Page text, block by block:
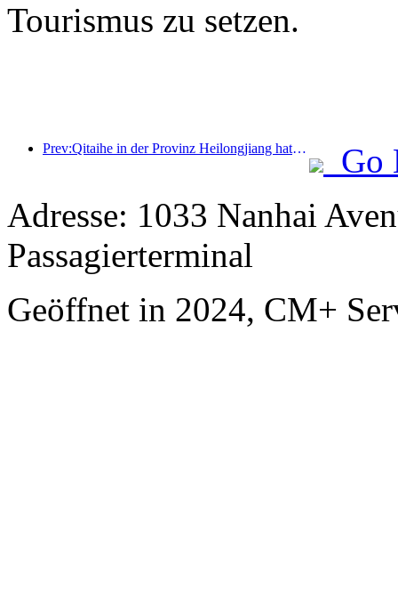
Tourismus zu setzen.
Prev:Qitaihe in der Provinz Heilongjiang hat die landesweit erste Verordnung zur Eis- und Schneeindustrie erlassen, die die Integration von KI in den Eis- und Schneesport fördert.
Go
Adresse: 1033 Nanhai
Passagierterminal
Geöffnet in 2024, CM+